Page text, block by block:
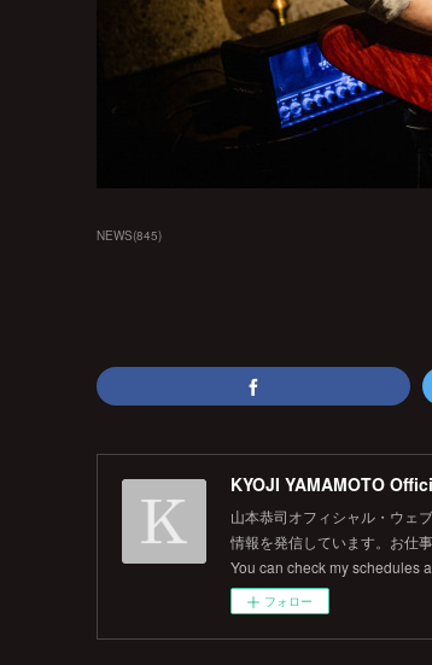
NEWS(845)
KYOJI YAMAMOTO
山本恭司オフィシャル・ウェ
情報を発信しています。お仕
You can check my schedules
フォロー